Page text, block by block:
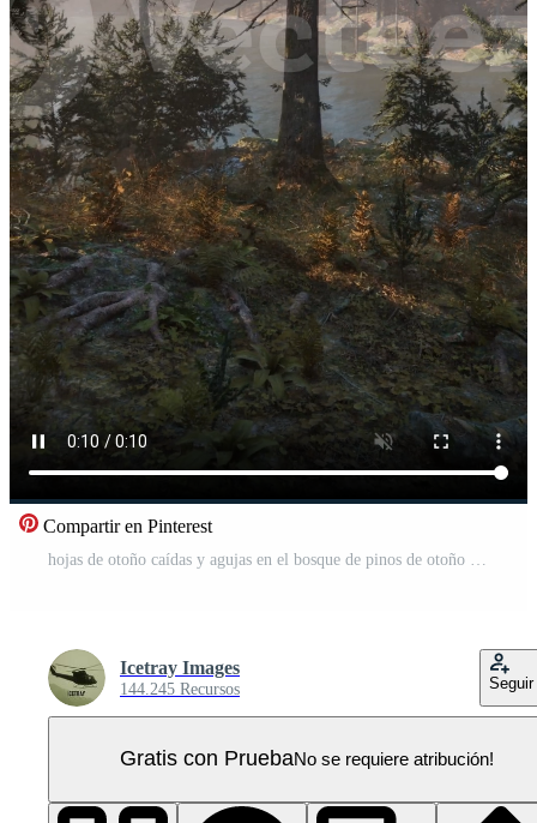
Compartir en Pinterest
Icetray Images
144.245 Recursos Seguir
Gratis con PruebaNo se requiere atribución!